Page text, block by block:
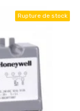
Rupture de stock